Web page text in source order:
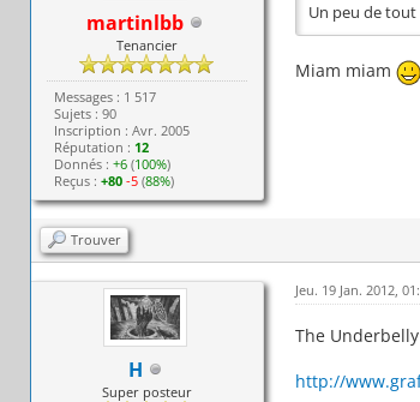
martinlbb
Tenancier
Messages : 1 517
Sujets : 90
Inscription : Avr. 2005
Réputation : 12
Donnés : +6(100%)
Reçus : +80 -5(88%)
Un peu de
Miam miam
Trouver
H
Super posteur
Jeu. 19 Jan. 2012,
The
http://